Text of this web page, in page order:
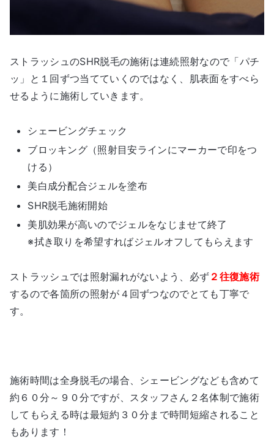
ストラッシュのSHR脱毛の施術は連続照射なので「パチ
ッ」と１回ずつ当てていくのではなく、肌表面をすべら
せるように施術していきます。
シェービングチェック
ブロッキング（照射目安ラインにマーカーで印をつ
ける）
美白成分配合ジェルを塗布
SHR脱毛施術開始
美肌効果が高いのでジェルをなじませて終了
※拭き取りを希望すればジェルオフしてもらえます
ストラッシュでは照射漏れがないよう、必ず ２往復施術
するので各箇所の照射が４回ずつなのでとても丁寧で
す。
施術時間は全身脱毛の場合、シェービングなども含めて
約６０分～９０分ですが、スタッフさん２名体制で施術
してもらえる時は最短約３０分まで時間短縮されること
もあります！